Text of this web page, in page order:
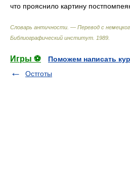
что прояснило картину
Словарь античности. — Перевод с
Библиографический институт 1989
Игры ⚽
Поможем написать
Остготы